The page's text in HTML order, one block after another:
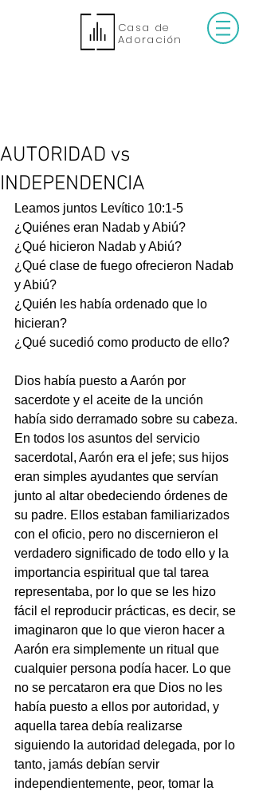
Casa de
Adoración
AUTORIDAD vs
INDEPENDENCIA
Leamos juntos Levítico 10:1-5
¿Quiénes eran Nadab y Abiú?
¿Qué hicieron Nadab y Abiú?
¿Qué clase de fuego ofrecieron Nadab
y Abiú?
¿Quién les había ordenado que lo
hicieran?
¿Qué sucedió como producto de ello?
Dios había puesto a Aarón por
sacerdote y el aceite de la unción
había sido derramado sobre su cabeza.
En todos los asuntos del servicio
sacerdotal, Aarón era el jefe; sus hijos
eran simples ayudantes que servían
junto al altar obedeciendo órdenes de
su padre. Ellos estaban familiarizados
con el oficio, pero no discernieron el
verdadero significado de todo ello y la
importancia espiritual que tal tarea
representaba, por lo que se les hizo
fácil el reproducir prácticas, es decir, se
imaginaron que lo que vieron hacer a
Aarón era simplemente un ritual que
cualquier persona podía hacer. Lo que
no se percataron era que Dios no les
había puesto a ellos por autoridad, y
aquella tarea debía realizarse
siguiendo la autoridad delegada, por lo
tanto, jamás debían servir
independientemente, peor, tomar la